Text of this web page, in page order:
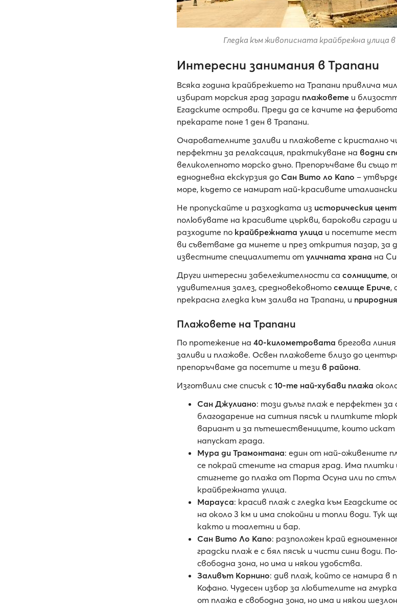
Гледка към живописната крайбрежна улица
Интересни занимания в Трапани
Всяка година крайбрежието на Трапани привлича
избират морския град заради плажовете и
Егадските острови. Преди да се качите на
прекарате поне 1 ден в Трапани.
Очарователните заливи и плажовете с кристално
перфектни за релаксация, практикуване на водни
великолепното морско дъно. Препоръчваме ви също
еднодневна екскурзия до Сан Вито ло Капо –
море, където се намират най-красивите
Не пропускайте и разходката из историческия
полюбувате на красивите църкви, барокови сгради
разходите по крайбрежната улица и посетите
ви съветваме да минете и през открития пазар, за
известните специалитети от уличната храна на
Други интересни забележителности са солниците,
удивителния залез, средновековното селище Ериче,
прекрасна гледка към залива на Трапани, и
Плажовете на Трапани
По протежение на 40-километровата брегова
заливи и плажове. Освен плажовете близо до
препоръчваме да посетите и тези в района.
Изготвили сме списък с 10-те най-хубави плажа
Сан Джулиано: този дълъг плаж е перфектен за
благодарение на ситния пясък и плитките
вариант и за пътешествениците, които
напускат града.
Мура ди Трамонтана: един от най-оживените
се покрай стените на стария град. Има плитки
стигнете до плажа от Порта Осуна или по
крайбрежната улица.
Марауса: красив плаж с гледка към Егадските
на около 3 км и има спокойни и топли води. Тук
както и тоалетни и бар.
Сан Вито Ло Капо: разположен край
градски плаж е с бял пясък и чисти сини води.
свободна зона, но има и някои удобства.
Заливът Корнино: див плаж, който се намира
Кофано. Чудесен избор за любителите на
от плажа е свободна зона, но има и някои